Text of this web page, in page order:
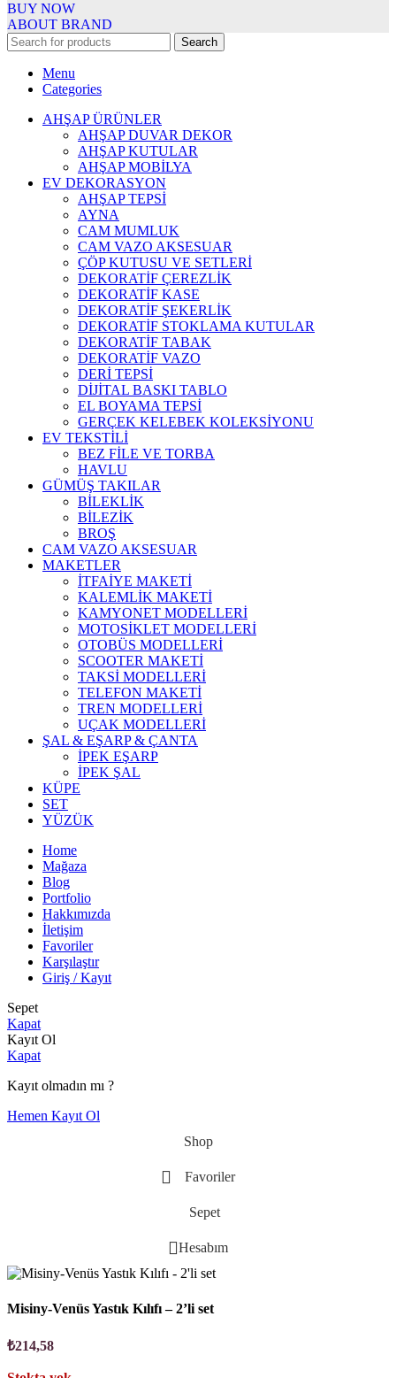
BUY NOW
ABOUT BRAND
Search
Menu
Categories
AHŞAP ÜRÜNLER
AHŞAP DUVAR DEKOR
AHŞAP KUTULAR
AHŞAP MOBİLYA
EV DEKORASYON
AHŞAP TEPSİ
AYNA
CAM MUMLUK
CAM VAZO AKSESUAR
ÇÖP KUTUSU VE SETLERİ
DEKORATİF ÇEREZLİK
DEKORATİF KASE
DEKORATİF ŞEKERLİK
DEKORATİF STOKLAMA KUTULAR
DEKORATİF TABAK
DEKORATİF VAZO
DERİ TEPSİ
DİJİTAL BASKI TABLO
EL BOYAMA TEPSİ
GERÇEK KELEBEK KOLEKSİYONU
EV TEKSTİLİ
BEZ FİLE VE TORBA
HAVLU
GÜMÜŞ TAKILAR
BİLEKLİK
BİLEZİK
BROŞ
CAM VAZO AKSESUAR
MAKETLER
İTFAİYE MAKETİ
KALEMLİK MAKETİ
KAMYONET MODELLERİ
MOTOSİKLET MODELLERİ
OTOBÜS MODELLERİ
SCOOTER MAKETİ
TAKSİ MODELLERİ
TELEFON MAKETİ
TREN MODELLERİ
UÇAK MODELLERİ
ŞAL & EŞARP & ÇANTA
İPEK EŞARP
İPEK ŞAL
KÜPE
SET
YÜZÜK
Home
Mağaza
Blog
Portfolio
Hakkımızda
İletişim
Favoriler
Karşılaştır
Giriş / Kayıt
Sepet
Kapat
Kayıt Ol
Kapat
Kayıt olmadın mı ?
Hemen Kayıt Ol
Shop
Favoriler
Sepet
Hesabım
Misiny-Venüs Yastık Kılıfı – 2’li set
₺214,58